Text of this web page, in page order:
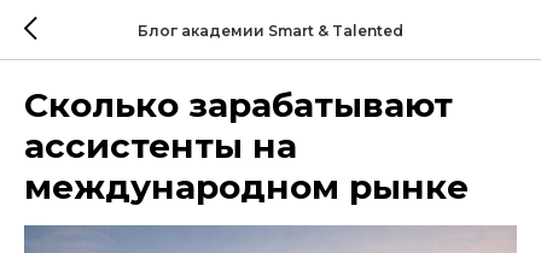
Блог академии Smart & Talented
Сколько зарабатывают
ассистенты на
международном рынке